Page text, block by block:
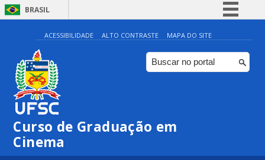
BRASIL
Simplifique!
Comunica BR
Participe
ACESSIBILIDADE ALTO CONTRASTE MAPA DO SITE
Curso de Graduação em
Cinema